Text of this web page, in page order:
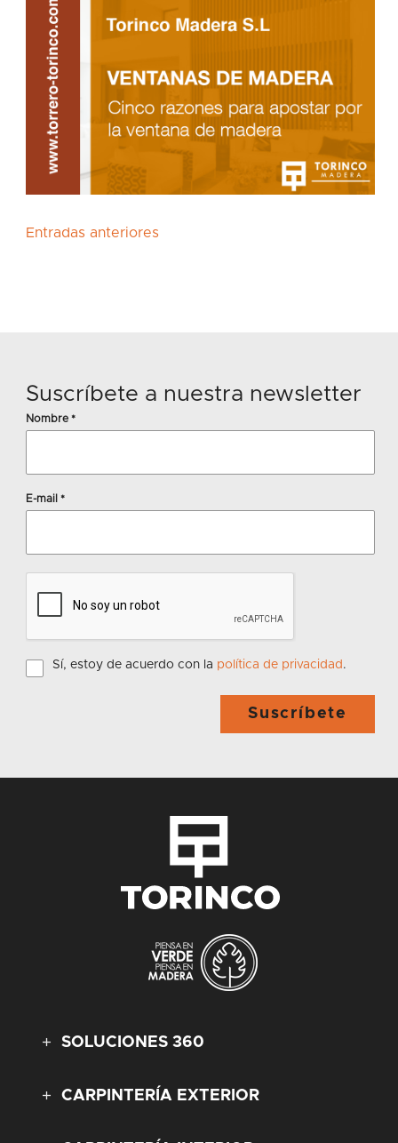
Navegación de entradas
Entradas anteriores
Suscríbete a nuestra newsletter
Nombre *
E-mail *
Sí, estoy de acuerdo con la política de privacidad .
Suscríbete
SOLUCIONES 360
CARPINTERÍA EXTERIOR